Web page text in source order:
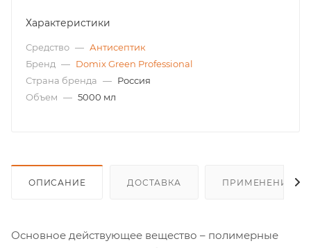
Характеристики
Средство — Антисептик
Бренд — Domix Green Professional
Страна бренда — Россия
Объем — 5000 мл
ОПИСАНИЕ ДОСТАВКА ПРИМЕНЕНИЕ
Основное действующее вещество – полимерные